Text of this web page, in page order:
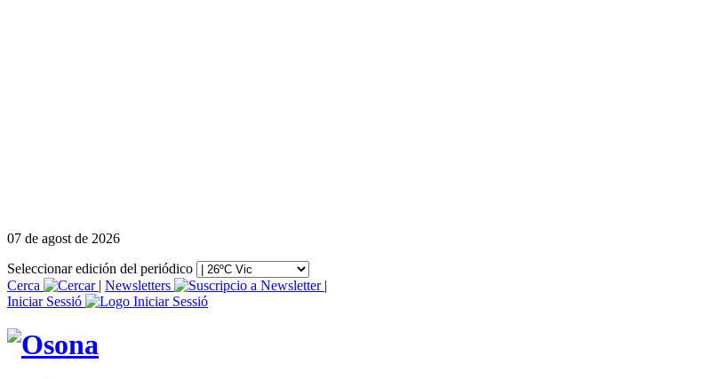
07 de agost de 2026
Seleccionar edición del periódico
Cerca
| Newsletters
|
Iniciar Sessió